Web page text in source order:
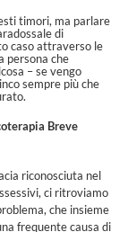
timori, ma parlare
di
caso attraverso le
persona che
– se vengo
sempre più che
Breve
riconosciuta nel
ci ritroviamo
che insieme
frequente causa di